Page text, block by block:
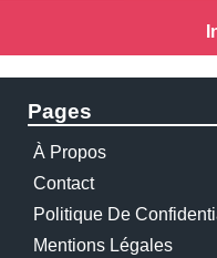
Pages
À Propos
Contact
Politique De
Mentions Légales